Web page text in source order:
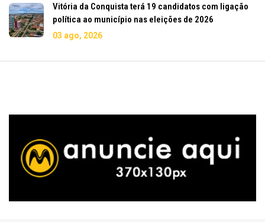
Vitória da Conquista terá 19 candidatos com ligação
política ao município nas eleições de 2026
03 ago, 2026